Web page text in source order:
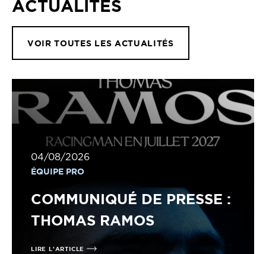
ACTUALITÉS
VOIR TOUTES LES ACTUALITÉS
04/08/2026
ÉQUIPE PRO
COMMUNIQUÉ DE PRESSE :
THOMAS RAMOS
LIRE L'ARTICLE